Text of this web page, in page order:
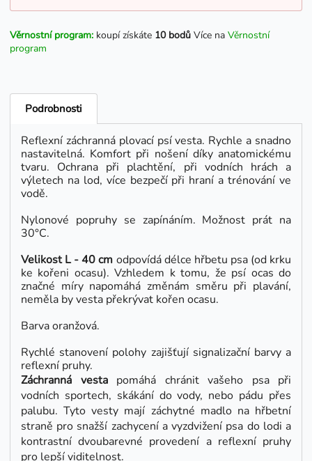
Věrnostní program: koupí získáte 10 bodů Více na Věrnostní
program
Podrobnosti
Reflexní záchranná plovací psí vesta. Rychle a snadno
nastavitelná. Komfort při nošení díky anatomickému
tvaru. Ochrana při plachtění, při vodních hrách a
výletech na lod, více bezpečí při hraní a trénování ve
vodě.
Nylonové popruhy se zapínáním. Možnost prát na
30°C.
Velikost L - 40 cm odpovídá délce hřbetu psa (od krku
ke kořeni ocasu). Vzhledem k tomu, že psí ocas do
značné míry napomáhá změnám směru při plavání,
neměla by vesta překrývat kořen ocasu.
Barva oranžová.
Rychlé stanovení polohy zajišťují signalizační barvy a
reflexní pruhy.
Záchranná vestapomáhá chránit vašeho psa při
vodních sportech, skákání do vody, nebo pádu přes
palubu. Tyto vesty mají záchytné madlo na hřbetní
straně pro snažší zachycení a vyzdvižení psa do lodi a
kontrastní dvoubarevné provedení a reflexní pruhy
pro lepší viditelnost.